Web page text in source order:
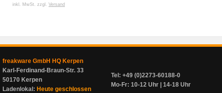
inkl. MwSt. zzgl. Versand
freakware GmbH HQ Kerpen
Karl-Ferdinand-Braun-Str. 33
50170 Kerpen
Ladenlokal: Heute geschlossen
Tel: +49 (0)2273-60188-0
Mo-Fr: 10-12 Uhr | 14-18 Uhr